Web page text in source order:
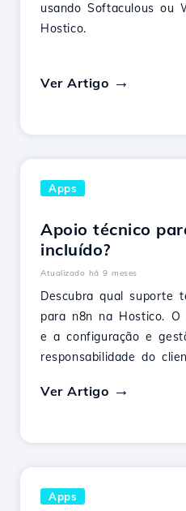
usando Softaculous ou
Hostico.
Ver Artigo
Apps
Apoio técnico
incluído?
Atualizado há 9 meses
Descubra qual suporte
para n8n na Hostico. O
e a configuração e
responsabilidade do
Ver Artigo
Apps